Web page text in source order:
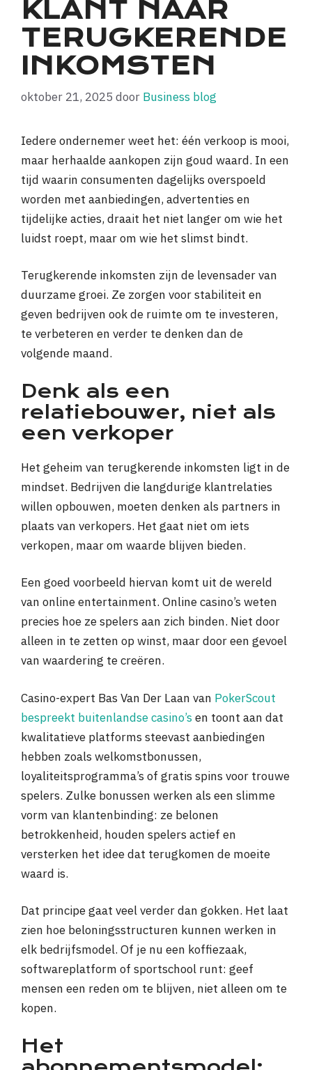
KLANT NAAR
TERUGKERENDE
INKOMSTEN
oktober 21, 2025 door Business blog
Iedere ondernemer weet het: één verkoop is mooi,
maar herhaalde aankopen zijn goud waard. In een
tijd waarin consumenten dagelijks overspoeld
worden met aanbiedingen, advertenties en
tijdelijke acties, draait het niet langer om wie het
luidst roept, maar om wie het slimst bindt.
Terugkerende inkomsten zijn de levensader van
duurzame groei. Ze zorgen voor stabiliteit en
geven bedrijven ook de ruimte om te investeren,
te verbeteren en verder te denken dan de
volgende maand.
Denk als een
relatiebouwer, niet als
een verkoper
Het geheim van terugkerende inkomsten ligt in de
mindset. Bedrijven die langdurige klantrelaties
willen opbouwen, moeten denken als partners in
plaats van verkopers. Het gaat niet om iets
verkopen, maar om waarde blijven bieden.
Een goed voorbeeld hiervan komt uit de wereld
van online entertainment. Online casino’s weten
precies hoe ze spelers aan zich binden. Niet door
alleen in te zetten op winst, maar door een gevoel
van waardering te creëren.
Casino-expert Bas Van Der Laan van PokerScout
bespreekt buitenlandse casino’sen toont aan dat
kwalitatieve platforms steevast aanbiedingen
hebben zoals welkomstbonussen,
loyaliteitsprogramma’s of gratis spins voor trouwe
spelers. Zulke bonussen werken als een slimme
vorm van klantenbinding: ze belonen
betrokkenheid, houden spelers actief en
versterken het idee dat terugkomen de moeite
waard is.
Dat principe gaat veel verder dan gokken. Het laat
zien hoe beloningsstructuren kunnen werken in
elk bedrijfsmodel. Of je nu een koffiezaak,
softwareplatform of sportschool runt: geef
mensen een reden om te blijven, niet alleen om te
kopen.
Het